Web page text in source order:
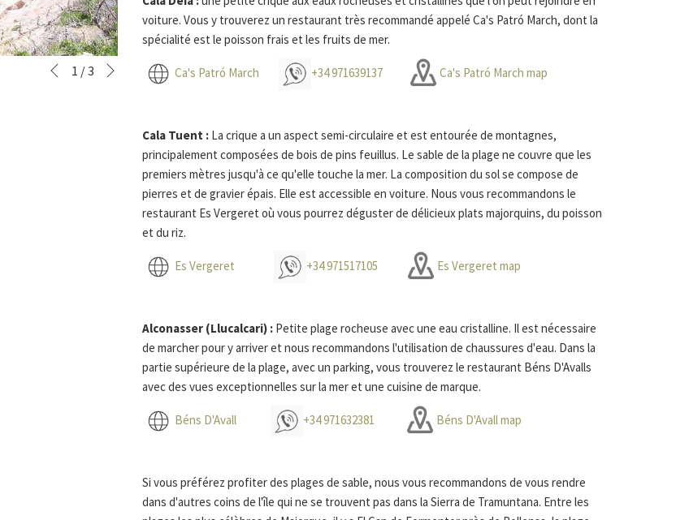
Boutons
LePrécédent
1 /3 Suivant
voiture. Vous y trouverez un restaurant très recommandé appelé Ca's Patró March, dont la
spécialité est le poisson frais et les fruits de mer.
Ca's Patró March +34 971639137 Ca's Patró March map
Cala Tuent : La crique a un aspect semi-circulaire et est entourée de montagnes,
principalement composées de bois de pins feuillus. Le sable de la plage ne couvre que les
premiers mètres jusqu'à ce qu'elle touche la mer. La composition du sol se compose de
pierres et de gravier épais. Elle est accessible en voiture. Nous vous recommandons le
restaurant Es Vergeret où vous pourrez déguster de délicieux plats majorquins, du poisson
et du riz.
Es Vergeret +34 971517105 Es Vergeret map
Alconasser (Llucalcari) : Petite plage rocheuse avec une eau cristalline. Il est nécessaire
de marcher pour y arriver et nous recommandons l'utilisation de chaussures d'eau. Dans la
partie supérieure de la plage, avec un parking, vous trouverez le restaurant Béns D'Avalls
avec des vues exceptionnelles sur la mer et une cuisine de marque.
Béns D'Avall +34 971632381 Béns D'Avall map
Si vous préférez profiter des plages de sable, nous vous recommandons de vous rendre
dans d'autres coins de l'île qui ne se trouvent pas dans la Sierra de Tramuntana. Entre les